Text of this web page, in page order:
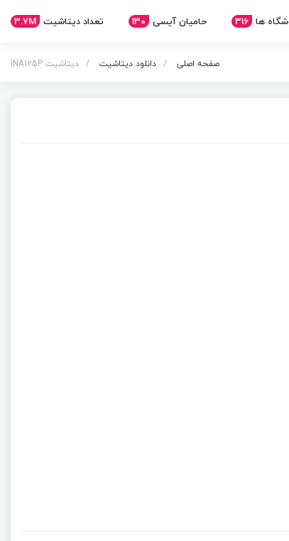
ها 316 حامیان آیسی 130 تعداد دیتاشیت 3.7M
صفحه اصلی دانلود دیتاشیت دیتاشیت INA125P